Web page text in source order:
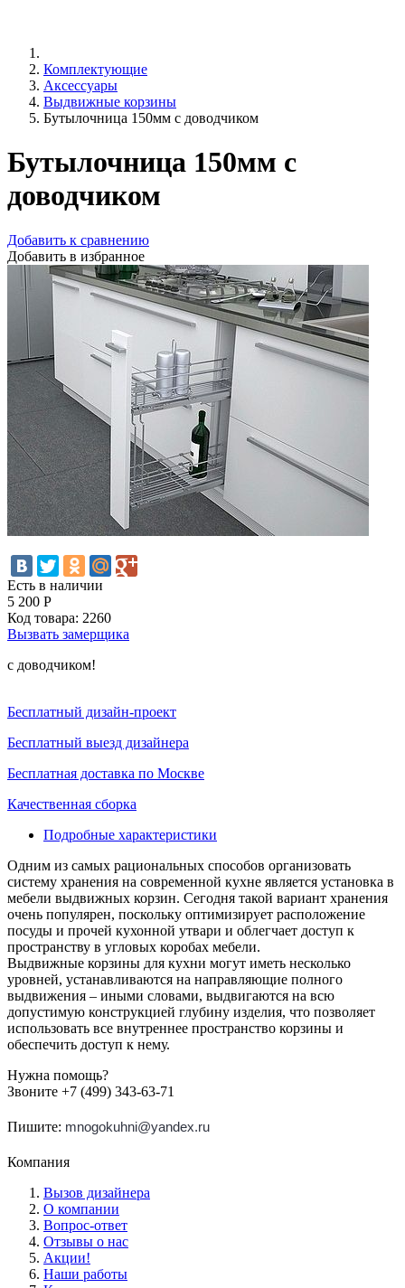
Комплектующие
Аксессуары
Выдвижные корзины
Бутылочница 150мм с доводчиком
Бутылочница 150мм с
доводчиком
Добавить к сравнению
Добавить в избранное
Есть в наличии
5 200 Р
Код товара: 2260
Вызвать замерщика
с доводчиком!
Бесплатный дизайн-проект
Бесплатный выезд дизайнера
Бесплатная доставка по Москве
Качественная сборка
Подробные характеристики
Одним из самых рациональных способов организовать
систему хранения на современной кухне является установка в
мебели выдвижных корзин. Сегодня такой вариант хранения
очень популярен, поскольку оптимизирует расположение
посуды и прочей кухонной утвари и облегчает доступ к
пространству в угловых коробах мебели.
Выдвижные корзины для кухни могут иметь несколько
уровней, устанавливаются на направляющие полного
выдвижения – иными словами, выдвигаются на всю
допустимую конструкцией глубину изделия, что позволяет
использовать все внутреннее пространство корзины и
обеспечить доступ к нему.
Нужна помощь?
Звоните +7 (499) 343-63-71
Пишите: mnogokuhni@yandex.ru
Компания
Вызов дизайнера
О компании
Вопрос-ответ
Отзывы о нас
Акции!
Наши работы